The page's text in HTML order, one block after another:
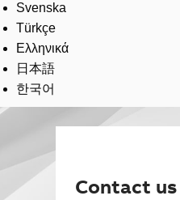
Svenska
Türkçe
Ελληνικά
日本語
한국어
Contact us